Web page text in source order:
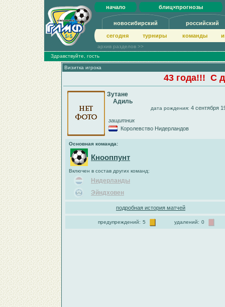
начало блиц×прогнозы
новосибирский российский
сегодня турниры команды
архив разделов >>
Здравствуйте, гость
Визитка игрока
43 года!!! С
Зутане
Адиль
дата рождения: 4 сентября
защитник
Королевство Нидерландов
Основная команда:
Кнооппунт
Включен в состав других команд:
Нидерланды
Эйндховен
подробная история матчей
предупреждений: 5 удалений: 0